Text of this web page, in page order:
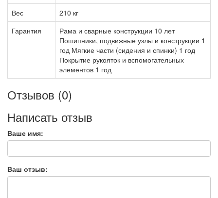
Вес
210 кг
Гарантия
Рама и сварные конструкции 10 лет
Пошипники, подвижные узлы и конструкции 1
год Мягкие части (сидения и спинки) 1 год
Покрытие рукояток и вспомогательных
элементов 1 год
Отзывов (0)
Написать отзыв
Ваше имя:
Ваш отзыв: